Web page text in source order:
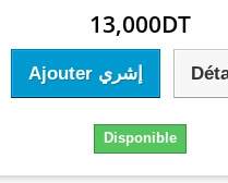
13,000DT
Ajouter إشري
Disponible